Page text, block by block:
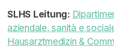
SLHS Leitung:
aziendale, sanità e
Hausarztmedizin &